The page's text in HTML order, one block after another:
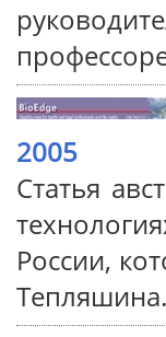
2005
Статья
России,
Тепляшина.